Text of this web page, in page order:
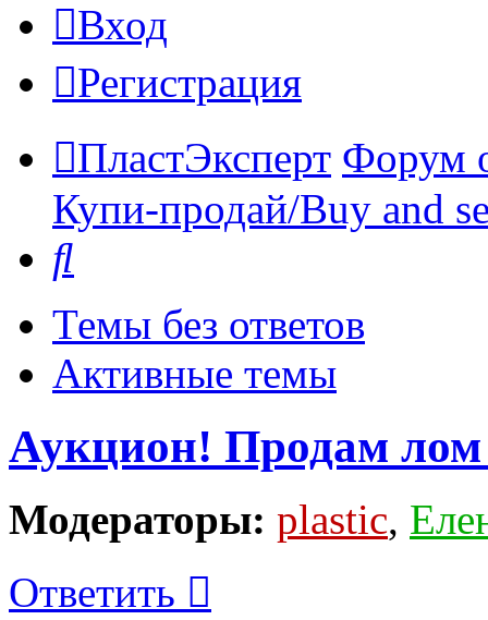
Вход
Регистрация
ПластЭксперт Форум
Купи-продай/Buy and
Темы без ответов
Активные темы
Аукцион! Продам
Модераторы: plastic,
Ответить